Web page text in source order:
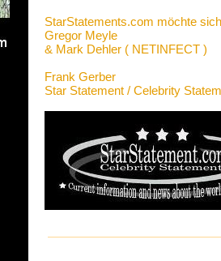
StarStatements.com möchte
Gregor Meyle
& Mark Dehler ( NETINFECT )
Frank Gerber
Star Statement / Celebrity